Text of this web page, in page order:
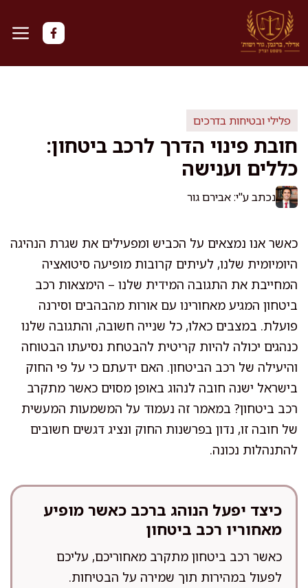
לדלג
לתוכן
פלילי ובטיחות בדרכים
חובת פינוי הדרך לרכב ביטחון:
כללים וענישה
נכתב ע"י: אבירם גור
כאשר אנו נמצאים על הכביש ומפעילים את שגרת הנהיגה
היומיומית שלנו, לעיתים קרובות מופיעה סיטואציה
המחייבת את התגובה המידית שלנו – הימצאות רכב
ביטחון המגיע מאחורינו עם אורות מהבהבים וסירנה
פועלת. במצבים כאלו, כל שנייה חשובה, והתגובה שלנו
כנהגים יכולה להיות קריטית להבטחת נסיעתו הבטוחה
והיעילה של רכב הביטחון. האם ידעתם כי על פי החוק
בישראל ישנה חובה לנהוג באופן מסוים כאשר מתקרב
רכב ביטחון? במאמר זה נעמוד על המשמעות המעשית
של חובה זו, נדון בפרשנות החוק ונציג דגשים חשובים
להתנהלות נכונה.
כיצד יפעל הנוהג ברכב כאשר מופיע
מאחוריו רכב ביטחון
כאשר רכב ביטחון מתקרב מאחוריכם, עליכם
לפעול במהירות תוך שמירה על הבטיחות.